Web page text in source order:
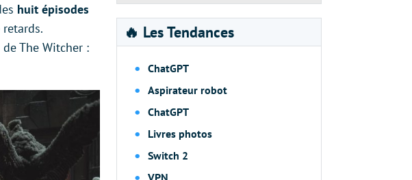
huit épisodes
The Witcher :
🔥 Les Tendances
ChatGPT
Aspirateur robot
ChatGPT
Livres photos
Switch 2